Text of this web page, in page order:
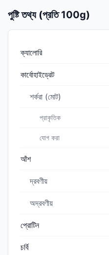
পুষ্টি তথ্য (প্রতি 100g)
ক্যালোরি
কার্বোহাইড্রেট
শর্করা (মোট)
প্রাকৃতিক
যোগ করা
আঁশ
দ্রবণীয়
অদ্রবণীয়
প্রোটিন
চর্বি